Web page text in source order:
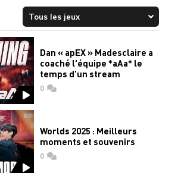
Dan « apEX » Madesclaire a
coaché l'équipe *aAa* le
temps d'un stream
0commentaires
Worlds 2025 : Meilleurs
moments et souvenirs
0commentaires